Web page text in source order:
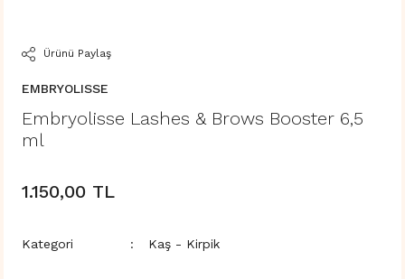
Ürünü Paylaş
EMBRYOLISSE
Embryolisse Lashes & Brows Booster 6,5
ml
1.150,00 TL
Kategori Kaş - Kirpik